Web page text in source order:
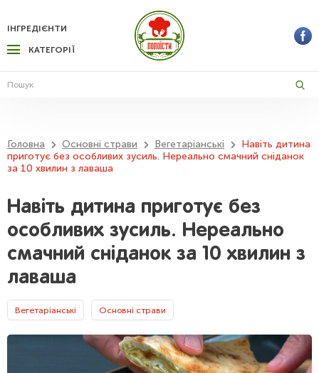
КАТЕГОРІЇ
ІНГРЕДІЄНТИ
Головна Основні страви Вегетаріанські
Навіть дитина
приготує без особливих зусиль. Нереально смачний сніданок
за 10 хвилин з лаваша
Навіть дитина приготує без
особливих зусиль. Нереально
смачний сніданок за 10 хвилин з
лаваша
Вегетаріанські Основні страви